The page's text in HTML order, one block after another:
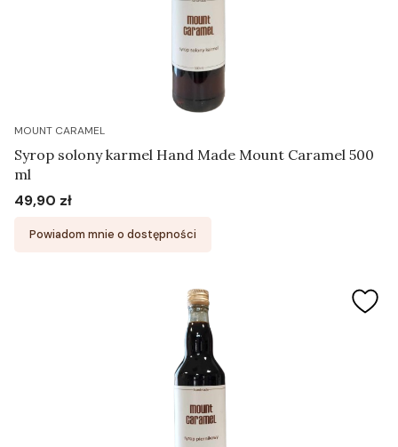
MOUNT CARAMEL
Syrop solony karmel Hand Made Mount Caramel 500
ml
Cena
49,90 zł
Powiadom mnie o dostępności